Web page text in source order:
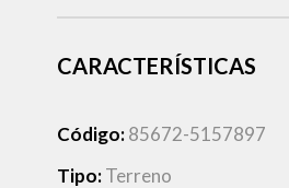
CARACTERÍSTICAS
Código:85672-5157897
Tipo:Terreno